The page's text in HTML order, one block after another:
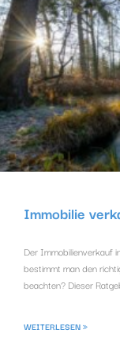
Immobilie
Der Immobilienverkauf
bestimmt man den
beachten? Dieser
WEITERLESEN »